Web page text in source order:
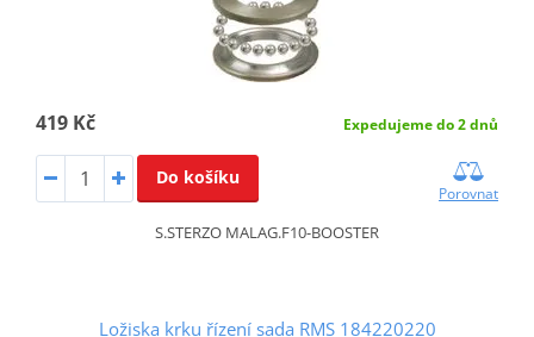
419 Kč Expedujeme do 2 dnů
Do košíku
Porovnat
S.STERZO MALAG.F10-BOOSTER
Ložiska krku řízení sada RMS 184220220